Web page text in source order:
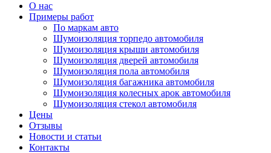
О нас
Примеры работ
По маркам авто
Шумоизоляция торпедо автомобиля
Шумоизоляция крыши автомобиля
Шумоизоляция дверей автомобиля
Шумоизоляция пола автомобиля
Шумоизоляция багажника автомобиля
Шумоизоляция колесных арок автомобиля
Шумоизоляция стекол автомобиля
Цены
Отзывы
Новости и статьи
Контакты